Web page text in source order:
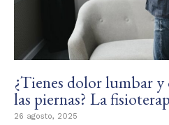
¿Tienes dolor lumbar y
las piernas? La
26 agosto, 2025